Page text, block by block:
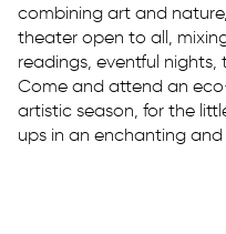
combining art and
theater open to all,
readings, eventful nights,
Come and attend an
artistic season, for the
ups in an enchanting